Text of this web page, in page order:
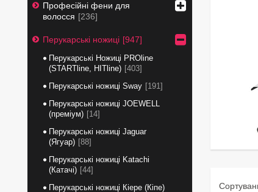
Професійні фени для
волосся
236
Перукарські ножиці 947
Перукарські Ножиці PROline
(STARTline, HITline) 403
Перукарські ножиці Sway
191
Перукарські ножиці JOEWELL
(преміум)
14
Перукарські ножиці Jaguar
(Ягуар) 88
Перукарські ножиці Katachi
(Катачі) 44
Перукарські ножиці Кіере (Кіпе)